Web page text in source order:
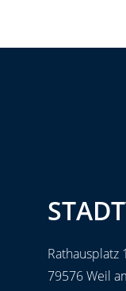
Rathausplatz 1
79576 Weil